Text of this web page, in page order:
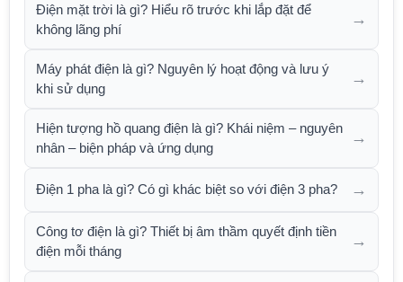
Điện mặt trời là gì? Hiểu rõ trước khi lắp đặt để
không lãng phí
→
Máy phát điện là gì? Nguyên lý hoạt động và lưu ý
khi sử dụng
→
Hiện tượng hồ quang điện là gì? Khái niệm – nguyên
nhân – biện pháp và ứng dụng
→
Điện 1 pha là gì? Có gì khác biệt so với điện 3 pha? →
Công tơ điện là gì? Thiết bị âm thầm quyết định tiền
điện mỗi tháng
→